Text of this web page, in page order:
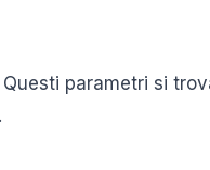
Questi parametri si